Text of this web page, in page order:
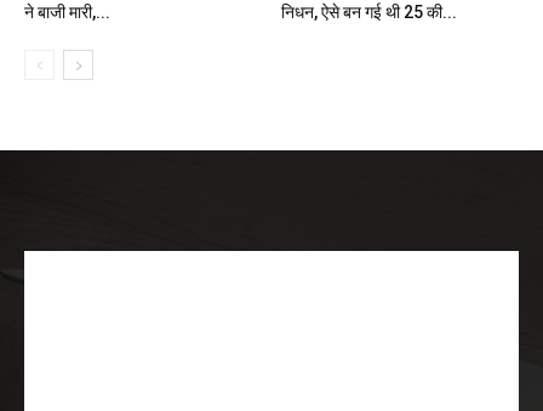
ने बाजी मारी,...
निधन, ऐसे बन गई थी 25 की...